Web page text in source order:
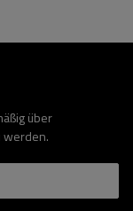
über
werden.